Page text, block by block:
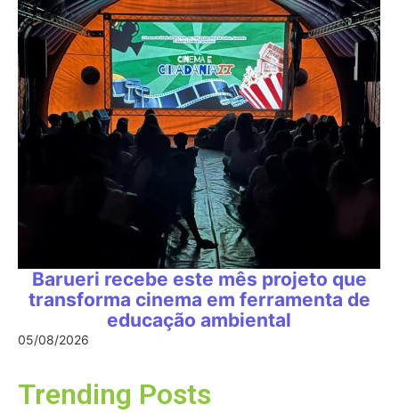
Barueri recebe este mês projeto que
transforma cinema em ferramenta de
educação ambiental
05/08/2026
Trending Posts